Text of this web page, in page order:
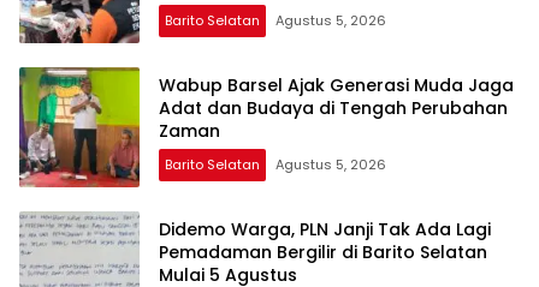
Barito Selatan Agustus 5, 2026
Wabup Barsel Ajak Generasi Muda Jaga
Adat dan Budaya di Tengah Perubahan
Zaman
Barito Selatan Agustus 5, 2026
Didemo Warga, PLN Janji Tak Ada Lagi
Pemadaman Bergilir di Barito Selatan
Mulai 5 Agustus